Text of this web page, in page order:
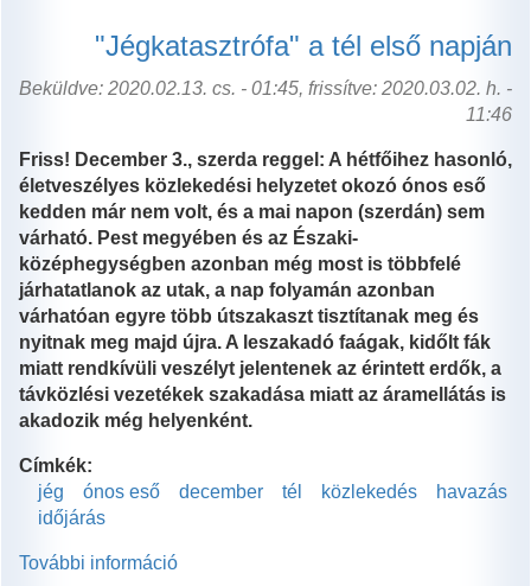
"Jégkatasztrófa" a tél első napján
Beküldve: 2020.02.13. cs. - 01:45, frissítve: 2020.03.02. h. -
11:46
Friss! December 3., szerda reggel: A hétfőihez hasonló,
életveszélyes közlekedési helyzetet okozó ónos eső
kedden már nem volt, és a mai napon (szerdán) sem
várható. Pest megyében és az Északi-
középhegységben azonban még most is többfelé
járhatatlanok az utak, a nap folyamán azonban
várhatóan egyre több útszakaszt tisztítanak meg és
nyitnak meg majd újra. A leszakadó faágak, kidőlt fák
miatt rendkívüli veszélyt jelentenek az érintett erdők, a
távközlési vezetékek szakadása miatt az áramellátás is
akadozik még helyenként.
Címkék:
jég
ónos eső december tél közlekedés
havazás
időjárás
További információ